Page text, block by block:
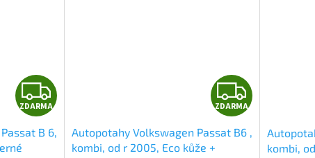
Z
D
ZDARMA
B 6,
Z
D
ZDARMA
Autopotahy Volkswagen Passat B6 ,
kombi, od r 2005, Eco kůže +
kombi,